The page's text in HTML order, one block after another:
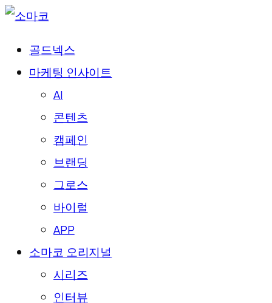
골드넥스
마케팅 인사이트
AI
콘텐츠
캠페인
브랜딩
그로스
바이럴
APP
소마코 오리지널
시리즈
인터뷰